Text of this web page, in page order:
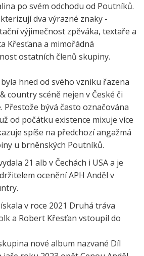
po svém odchodu od Poutníků.
dva výrazné znaky -
výjimečnost zpěváka, textaře a
Křesťana a mimořádná
ostatních členů skupiny.
hned od svého vzniku řazena
country scéně nejen v České či
Přestože bývá často označována
od počátku existence mixuje více
spíše na předchozí angažmá
u brněnských Poutníků.
21 alb v Čechách i USA a je
ocenění APH Anděl v
v roce 2021 Druhá tráva
a Robert Křesťan vstoupil do
nové album nazvané Díl